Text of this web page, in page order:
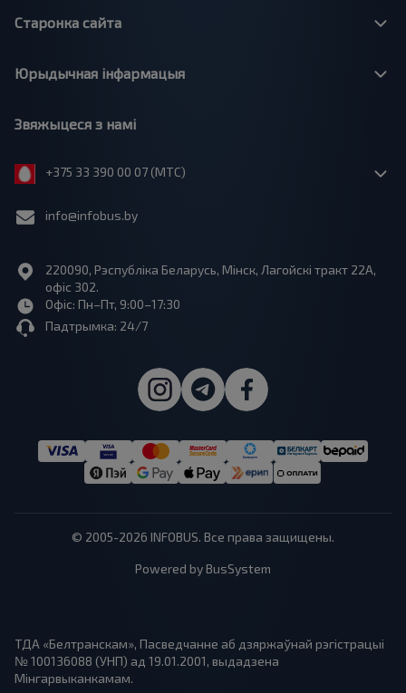
Старонка сайта
Юрыдычная інфармацыя
Звяжыцеся з намі
+375 33 390 00 07 (МТС)
info@infobus.by
220090, Рэспубліка Беларусь, Мінск, Лагойскі тракт 22A,
офіс 302.
Офіс: Пн–Пт, 9:00–17:30
Падтрымка: 24/7
© 2005-2026 INFOBUS. Все права защищены.
Powered by BusSystem
ТДА «Белтранскам», Пасведчанне аб дзяржаўнай рэгістрацыі
№ 100136088 (УНП) ад 19.01.2001, выдадзена
Мінгарвыканкамам.